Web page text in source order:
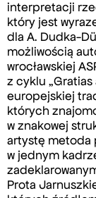
interpretacji
który jest
dla A. Dudka-
możliwością
wrocławskiej
z cyklu „Gratias
europejskiej
których
w znakowej
artystę metoda
w jednym
Prota